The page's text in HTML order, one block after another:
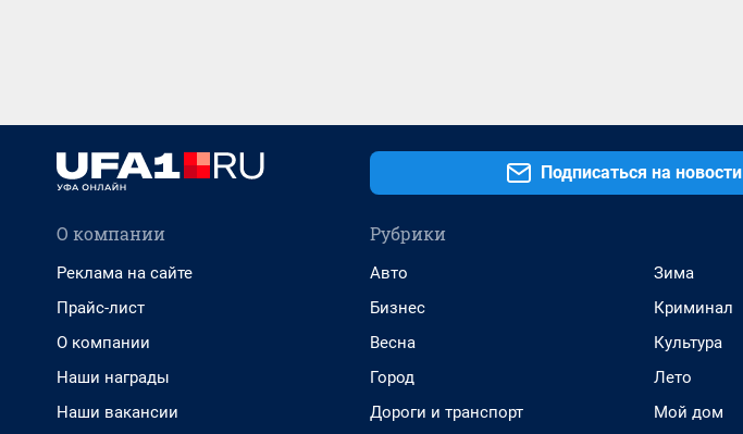
Подписаться на новости
О компании
Реклама на сайте
Прайс-лист
О компании
Наши награды
Наши вакансии
Рубрики
Авто
Бизнес
Весна
Город
Дороги и транспорт
Зима
Криминал
Культура
Лето
Мой дом